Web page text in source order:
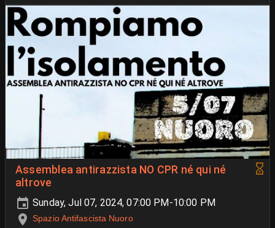
Assemblea antirazzista NO CPR né qui né
altrove
Sunday, Jul 07, 2024, 07:00 PM-10:00 PM
Spazio Antifascista Nuoro